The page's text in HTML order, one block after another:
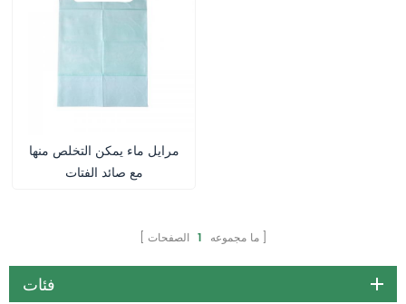
مرايل ماء يمكن التخلص منها
مع صائد الفتات
ما مجموعه 1 الصفحات
فئات